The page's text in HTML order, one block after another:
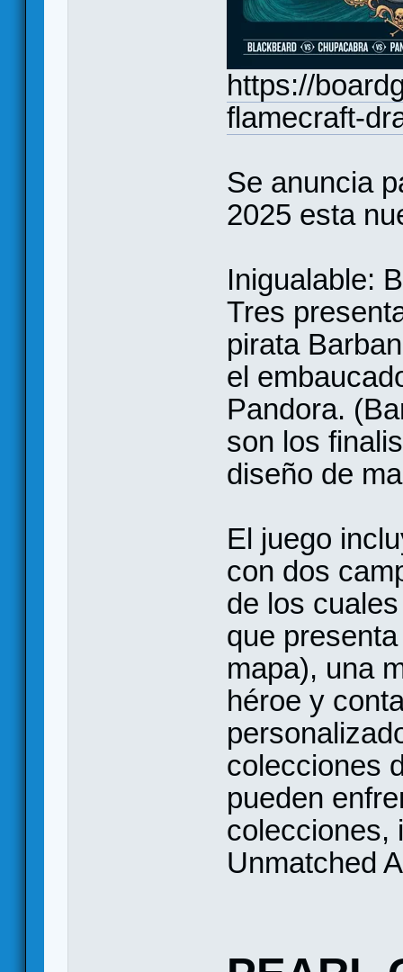
https://
flamecraft-
Se anuncia
2025 esta
Inigualable:
Tres
pirata
el
Pandora.
son los
diseño de
El juego
con dos
de los
que
mapa), una
héroe y
colecciones
pueden
colecciones,
Unmatched